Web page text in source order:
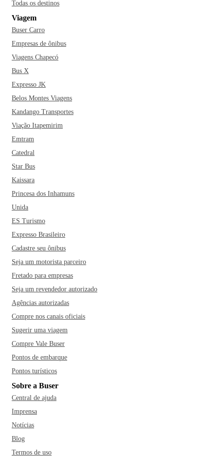
Todas os destinos
Viagem
Buser Carro
Empresas de ônibus
Viagens Chapecó
Bus X
Expresso JK
Belos Montes Viagens
Kandango Transportes
Viação Itapemirim
Emtram
Catedral
Star Bus
Kaissara
Princesa dos Inhamuns
Unida
ES Turismo
Expresso Brasileiro
Cadastre seu ônibus
Seja um motorista parceiro
Fretado para empresas
Seja um revendedor autorizado
Agências autorizadas
Compre nos canais oficiais
Sugerir uma viagem
Compre Vale Buser
Pontos de embarque
Pontos turísticos
Sobre a Buser
Central de ajuda
Imprensa
Notícias
Blog
Termos de uso